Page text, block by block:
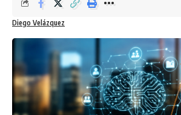
Diego Velázquez